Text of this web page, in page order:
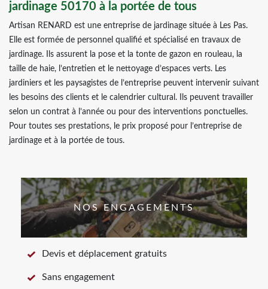
jardinage 50170 à la portée de tous
Artisan RENARD est une entreprise de jardinage située à Les Pas.
Elle est formée de personnel qualifié et spécialisé en travaux de
jardinage. Ils assurent la pose et la tonte de gazon en rouleau, la
taille de haie, l’entretien et le nettoyage d’espaces verts. Les
jardiniers et les paysagistes de l’entreprise peuvent intervenir suivant
les besoins des clients et le calendrier cultural. Ils peuvent travailler
selon un contrat à l’année ou pour des interventions ponctuelles.
Pour toutes ses prestations, le prix proposé pour l’entreprise de
jardinage et à la portée de tous.
NOS ENGAGEMENTS
Devis et déplacement gratuits
Sans engagement